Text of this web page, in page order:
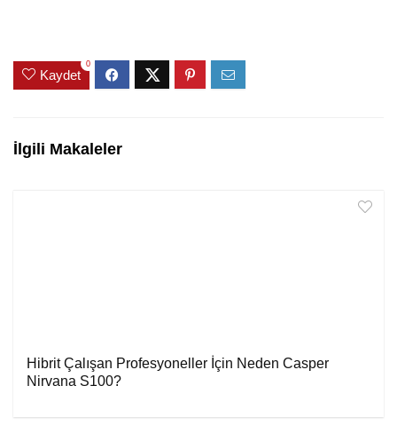
Kaydet
0
İlgili Makaleler
Hibrit Çalışan Profesyoneller İçin Neden Casper
Nirvana S100?